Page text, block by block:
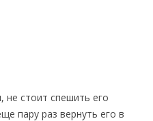
не стоит спешить его
пару раз вернуть его в